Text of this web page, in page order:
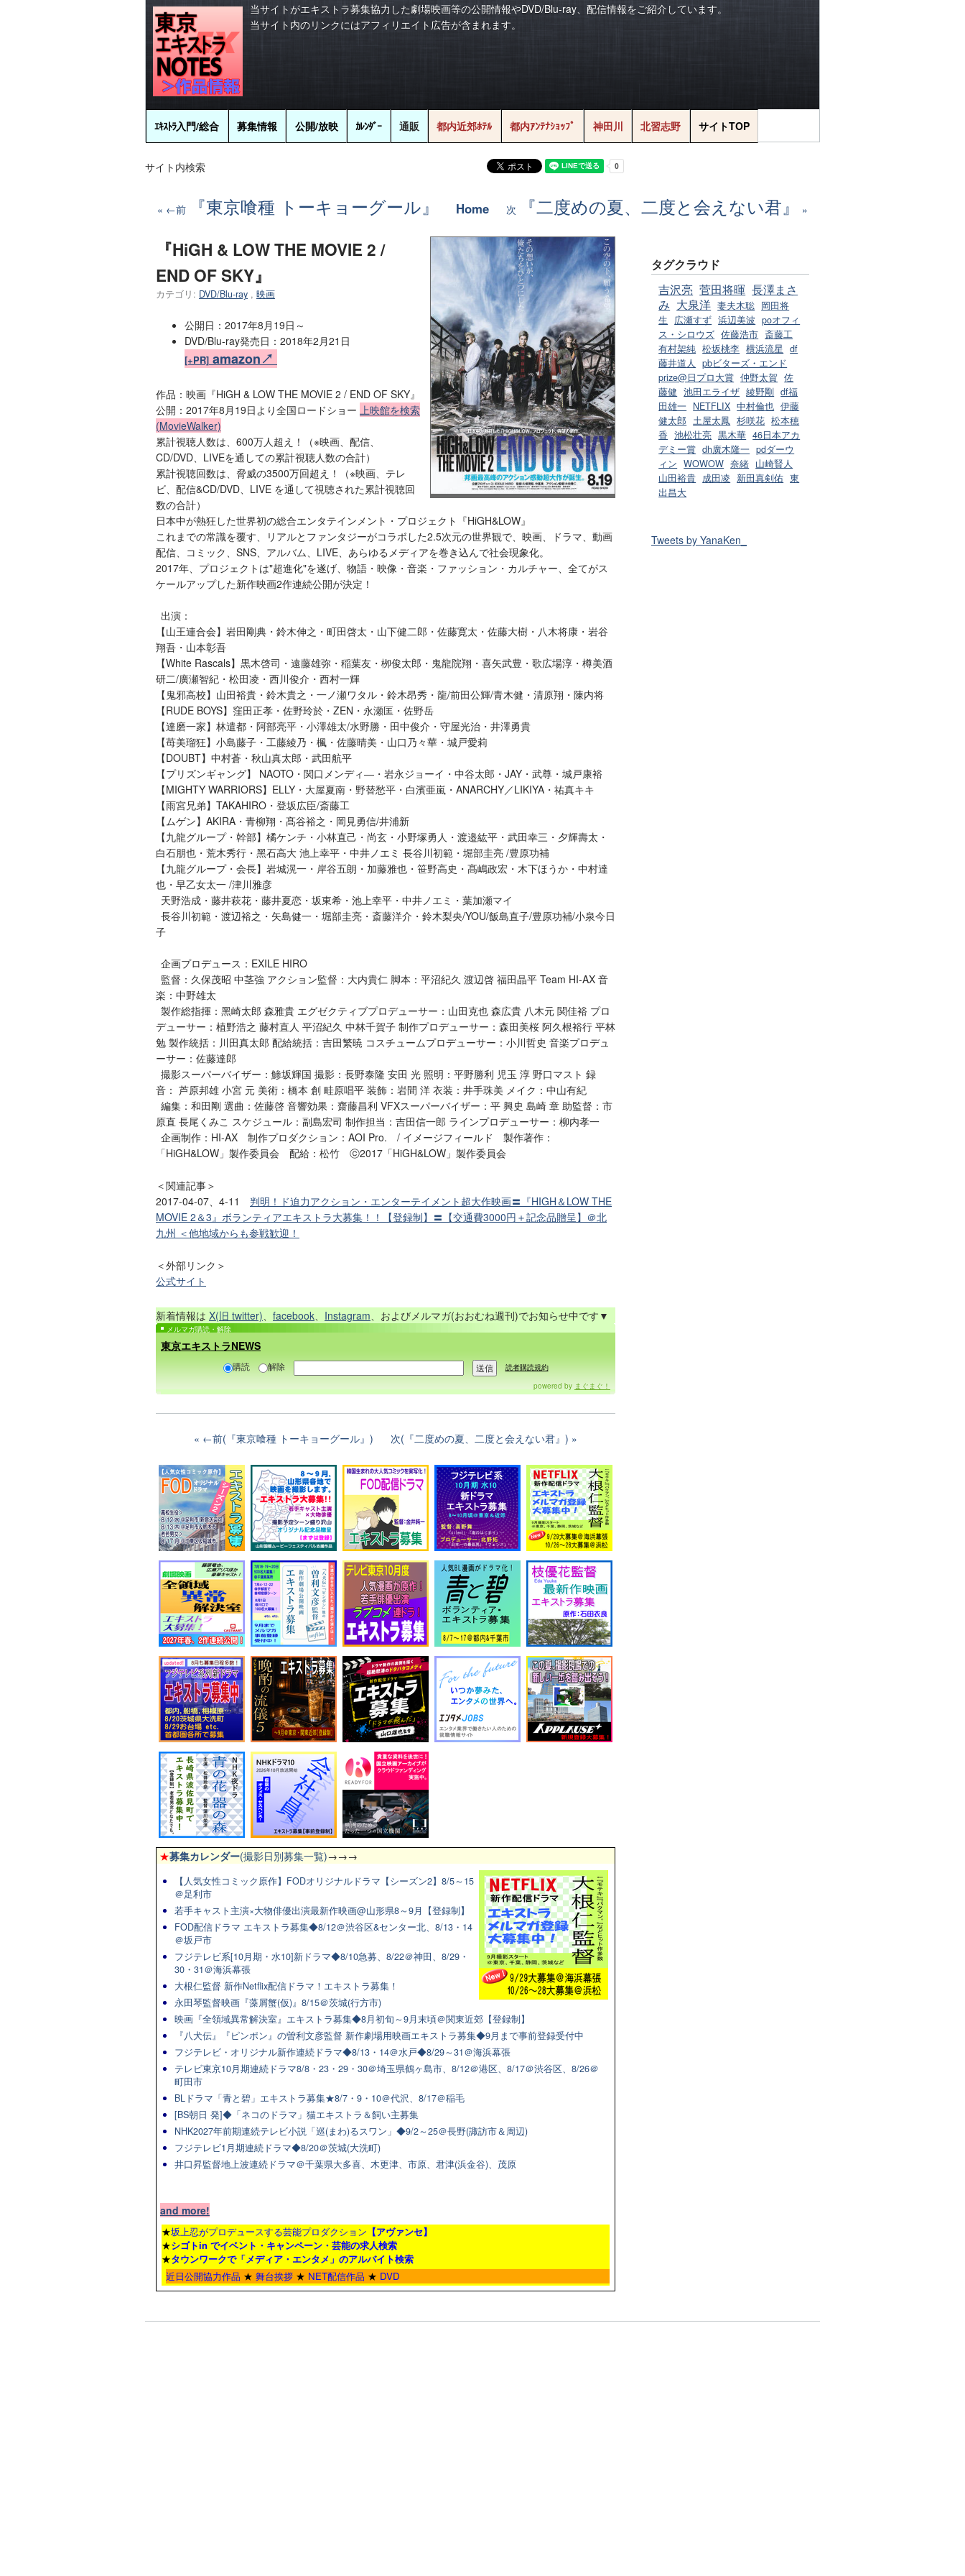
当サイトがエキストラ募集協力した劇場映画等の公開情報やDVD/Blu-ray、配信情報をご紹介しています。
当サイト内のリンクにはアフィリエイト広告が含まれます。
ｴｷｽﾄﾗ入門/総合 募集情報 公開/放映 ｶﾚﾝﾀﾞｰ 通販 都内近郊ﾎﾃﾙ 都内ｱﾝﾃﾅｼｮｯﾌﾟ 神田川 北習志野 サイトTOP
サイト内検索
←前 『東京喰種 トーキョーグール』 Home 次 『二度めの夏、二度と会えない君』
『HiGH & LOW THE MOVIE 2 /
END OF SKY』
カテゴリ: DVD/Blu-ray , 映画
公開日：2017年8月19日～
DVD/Blu-ray発売日：2018年2月21日
[+PR] amazon↗
作品：映画『HiGH & LOW THE MOVIE 2 / END OF SKY』
公開：2017年8月19日より全国ロードショー 上映館を検索
(MovieWalker)
累計視聴人数は、600万人超え！（※映画、配信、
CD/DVD、LIVEを通しての累計視聴人数の合計）
累計視聴回数は、脅威の3500万回超え！（※映画、テレ
ビ、配信&CD/DVD、LIVE を通して視聴された累計視聴回
数の合計）
日本中が熱狂した世界初の総合エンタテインメント・プロジェクト『HiGH&LOW』
これまでの常識を覆す、リアルとファンタジーがコラボした2.5次元の世界観で、映画、ドラマ、動画
配信、コミック、SNS、アルバム、LIVE、あらゆるメディアを巻き込んで社会現象化。
2017年、プロジェクトは"超進化"を遂げ、物語・映像・音楽・ファッション・カルチャー、全てがス
ケールアップした新作映画2作連続公開が決定！
出演：
【山王連合会】岩田剛典・鈴木伸之・町田啓太・山下健二郎・佐藤寛太・佐藤大樹・八木将康・岩谷
翔吾・山本彰吾
【White Rascals】黒木啓司・遠藤雄弥・稲葉友・栁俊太郎・鬼龍院翔・喜矢武豊・歌広場淳・樽美酒
研二/廣瀬智紀・松田凌・西川俊介・西村一輝
【鬼邪高校】山田裕貴・鈴木貴之・一ノ瀬ワタル・鈴木昂秀・龍/前田公輝/青木健・清原翔・陳内将
【RUDE BOYS】窪田正孝・佐野玲於・ZEN・永瀬匡・佐野岳
【達磨一家】林遣都・阿部亮平・小澤雄太/水野勝・田中俊介・守屋光治・井澤勇貴
【苺美瑠狂】小島藤子・工藤綾乃・楓・佐藤晴美・山口乃々華・城戸愛莉
【DOUBT】中村蒼・秋山真太郎・武田航平
【プリズンギャング】 NAOTO・関口メンディ―・岩永ジョーイ・中谷太郎・JAY・武尊・城戸康裕
【MIGHTY WARRIORS】ELLY・大屋夏南・野替愁平・白濱亜嵐・ANARCHY／LIKIYA・祐真キキ
【雨宮兄弟】TAKAHIRO・登坂広臣/斎藤工
【ムゲン】AKIRA・青柳翔・髙谷裕之・岡見勇信/井浦新
【九⿓グループ・幹部】橘ケンチ・小林直己・尚⽞・⼩野塚勇⼈・渡邉紘平・武⽥幸三・⼣輝壽太・
⽩⽯朋也・荒⽊秀⾏・⿊⽯⾼⼤ 池上幸平・中井ノエミ ⻑⾕川初範・堀部圭亮 /豊原功補
【九⿓グループ・会⻑】岩城滉⼀・岸⾕五朗・加藤雅也・笹野⾼史・髙嶋政宏・⽊下ほうか・中村達
也・早⼄⼥太⼀ /津川雅彦
天野浩成・藤井萩花・藤井夏恋・坂東希・池上幸平・中井ノエミ・葉加瀬マイ
長谷川初範・渡辺裕之・矢島健一・堀部圭亮・斎藤洋介・鈴木梨央/YOU/飯島直子/豊原功補/小泉今日
子
企画プロデュース：EXILE HIRO
監督：久保茂昭 中茎強 アクション監督：⼤内貴仁 脚本：平沼紀久 渡辺啓 福⽥晶平 Team HI-AX ⾳
楽：中野雄太
製作総指揮：⿊崎太郎 森雅貴 エグゼクティブプロデューサー：⼭⽥克也 森広貴 ⼋⽊元 関佳裕 プロ
デューサー：植野浩之 藤村直⼈ 平沼紀久 中林千賀⼦ 制作プロデューサー：森⽥美桜 阿久根裕⾏ 平林
勉 製作統括：川⽥真太郎 配給統括：吉⽥繁暁 コスチュームプロデューサー：⼩川哲史 ⾳楽プロデュ
ーサー：佐藤達郎
撮影スーパーバイザー：鯵坂輝国 撮影：⻑野泰隆 安⽥ 光 照明：平野勝利 児⽟ 淳 野⼝マスト 録
⾳： 芦原邦雄 ⼩宮 元 美術：橋本 創 畦原唱平 装飾：岩間 洋 ⾐装：井⼿珠美 メイク：中⼭有紀
編集：和⽥剛 選曲：佐藤啓 ⾳響効果：齋藤昌利 VFXスーパーバイザー：平 興史 島崎 章 助監督：市
原直 ⻑尾くみこ スケジュール：副島宏司 制作担当：吉⽥信⼀郎 ラインプロデューサー：柳内孝⼀
企画制作：HI-AX 制作プロダクション：AOI Pro. / イメージフィールド 製作著作：
「HiGH&LOW」製作委員会 配給：松竹 ⓒ2017「HiGH&LOW」製作委員会
＜関連記事＞
2017-04-07、4-11 判明！ド迫力アクション・エンターテイメント超大作映画〓『HIGH＆LOW THE
MOVIE 2＆3』ボランティアエキストラ大募集！！【登録制】〓【交通費3000円＋記念品贈呈】＠北
九州 ＜他地域からも参戦歓迎！
＜外部リンク＞
公式サイト
新着情報は X(旧 twitter)、 facebook、 Instagram、およびメルマガ(おおむね週刊)でお知らせ中です▼
メルマガ購読・解除
東京エキストラNEWS
購読 解除
読者購読規約
powered by まぐまぐ！
←前(『東京喰種 トーキョーグール』) 次(『二度めの夏、二度と会えない君』)
★募集カレンダー(撮影日別募集一覧)→→→
【人気女性コミック原作】FODオリジナルドラマ【シーズン2】8/5～15
＠足利市
若手キャスト主演×大物俳優出演最新作映画@山形県8～9月【登録制】
FOD配信ドラマ エキストラ募集◆8/12＠渋谷区&センター北、8/13・14
＠坂戸市
フジテレビ系[10月期・水10]新ドラマ◆8/10急募、8/22＠神田、8/29・
30・31＠海浜幕張
大根仁監督 新作Netflix配信ドラマ！エキストラ募集！
永田琴監督映画『藻屑蟹(仮)』8/15＠茨城(行方市)
映画『全領域異常解決室』エキストラ募集◆8月初旬～9月末頃＠関東近郊【登録制】
『八犬伝』『ピンポン』の曽利文彦監督 新作劇場用映画エキストラ募集◆9月まで事前登録受付中
フジテレビ・オリジナル新作連続ドラマ◆8/13・14＠水戸◆8/29～31＠海浜幕張
テレビ東京10月期連続ドラマ8/8・23・29・30＠埼玉県鶴ヶ島市、8/12＠港区、8/17＠渋谷区、8/26＠
町田市
BLドラマ「青と碧」エキストラ募集★8/7・9・10＠代沢、8/17＠稲毛
[BS朝日 発]◆「ネコのドラマ」猫エキストラ＆飼い主募集
NHK2027年前期連続テレビ小説「巡(まわ)るスワン」◆9/2～25＠長野(諏訪市＆周辺)
フジテレビ1月期連続ドラマ◆8/20＠茨城(大洗町)
井口昇監督地上波連続ドラマ＠千葉県大多喜、木更津、市原、君津(浜金谷)、茂原
and more!
★坂上忍がプロデュースする芸能プロダクション 【アヴァンセ】
★シゴトin でイベント・キャンペーン・芸能の求人検索
★タウンワークで「メディア・エンタメ」のアルバイト検索
近日公開協力作品 ★ 舞台挨拶 ★ NET配信作品 ★ DVD
タグクラウド
吉沢亮 菅田将暉 長澤まさ
み 大泉洋 妻夫木聡 岡田将
生
広瀬すず 浜辺美波 poオフィ
ス・シロウズ 佐藤浩市 斎藤工
有村架純 松坂桃李 横浜流星 df
藤井道人
pbビターズ・エンド
prize@日プロ大賞 仲野太賀 佐
藤健 池田エライザ 綾野剛 df福
田雄一 NETFLIX 中村倫也 伊藤
健太郎 土屋太鳳 杉咲花 松本穂
香 池松壮亮 黒木華 46日本アカ
デミー賞 dh廣木隆一 pdダーウ
ィン WOWOW 奈緒 山崎賢人
山田裕貴 成田凌 新田真剣佑 東
出昌大
Tweets by YanaKen_